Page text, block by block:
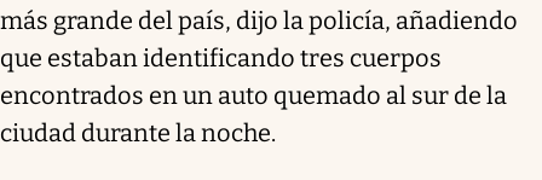
más grande del país, dijo la policía, añadiendo
que estaban identificando tres cuerpos
encontrados en un auto quemado al sur de la
ciudad durante la noche.